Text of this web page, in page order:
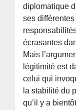
diplomatique
ses
écrasantes
Mais
légitimité est
celui qui
la stabilité du
qu’il y a